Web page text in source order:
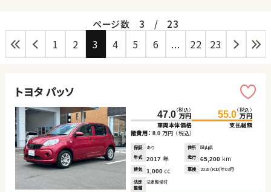
ページ数 3 / 23
1 2 3 4 5 6 ... 22 23
トヨタ パッソ
47.0（税込）
万円
車両本体価格
55.0（税込）
万円
支払総額
諸費用： 8.0 万円 （税込）
保証 あり 住所
岡山県
年式
2017 年 走行 65,200 km
排気 1,000 cc 車検 2028(R10)年03月
法定
整備
法定整備付